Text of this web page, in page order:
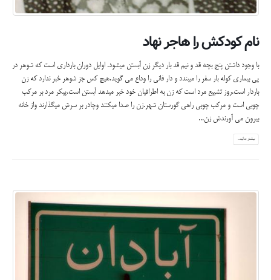
نام کودکش را هاجر نهاد
با وجود داشتن پنج بچه قد و نیم قد بار دیگر زن آبستن میشود. اوایل دوران بارداری است که شوهر در
پی بیماری کوله بار سفر را میبندد و دار فانی را وداع می گوید.هیچ کس جز شوهر خبر ندارد که زن
باردار است.روز تشییع مرد است که زن به اطرافیان خود خبر میدهد آبستن است.پیکر مرد بر مرکب
چوبی است و مرکب چوبی راهی گورستان شهر.زن را صدا میکنند وچادر بر سرش میگذارند واز خانه
بیرون می آورندش زن...
بیشتر بدانید...